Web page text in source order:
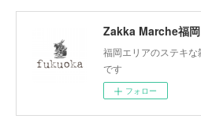
Zakka Marche福
福岡エリアのステキ
です
フォロー